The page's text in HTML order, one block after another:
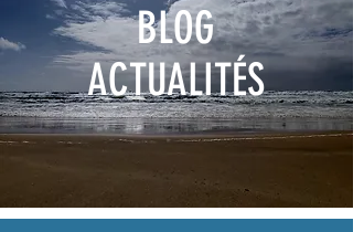
BLOG
ACTUALITÉS